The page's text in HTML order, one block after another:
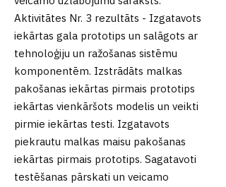
Aktivitātes Nr. 3 rezultāts - Izgatavots
iekārtas gala prototips un salāgots ar
tehnoloģiju un ražošanas sistēmu
komponentēm. Izstrādāts malkas
pakošanas iekārtas pirmais prototips
iekārtas vienkāršots modelis un veikti
pirmie iekārtas testi. Izgatavots
piekrautu malkas maisu pakošanas
iekārtas pirmais prototips. Sagatavoti
testēšanas pārskati un veicamo